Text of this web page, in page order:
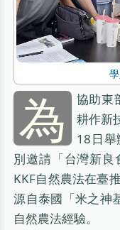
為
協助東
耕作新
18日
別邀請「台灣新良
KKF自然農法在臺
源自泰國「米之神
自然農法經驗。